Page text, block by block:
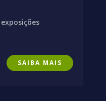
SAIBA MAIS